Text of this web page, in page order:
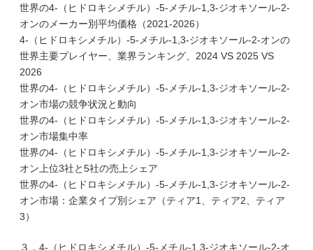
世界の4-（ヒドロキシメチル）-5-メチル-1,3-ジオキソール-2-
オンのメーカー別平均価格（2021-2026）
4-（ヒドロキシメチル）-5-メチル-1,3-ジオキソール-2-オンの
世界主要プレイヤー、業界ランキング、2024 VS 2025 VS
2026
世界の4-（ヒドロキシメチル）-5-メチル-1,3-ジオキソール-2-
オン市場の競争状況と動向
世界の4-（ヒドロキシメチル）-5-メチル-1,3-ジオキソール-2-
オン市場集中率
世界の4-（ヒドロキシメチル）-5-メチル-1,3-ジオキソール-2-
オン上位3社と5社の売上シェア
世界の4-（ヒドロキシメチル）-5-メチル-1,3-ジオキソール-2-
オン市場：企業タイプ別シェア（ティア1、ティア2、ティア
3）
３．4-（ヒドロキシメチル）-5-メチル-1,3-ジオキソール-2-オ